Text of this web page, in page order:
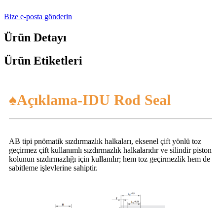
Bize e-posta gönderin
Ürün Detayı
Ürün Etiketleri
♠Açıklama-IDU Rod Seal
AB tipi pnömatik sızdırmazlık halkaları, eksenel çift yönlü toz
geçirmez çift kullanımlı sızdırmazlık halkalarıdır ve silindir piston
kolunun sızdırmazlığı için kullanılır; hem toz geçirmezlik hem de
sabitleme işlevlerine sahiptir.